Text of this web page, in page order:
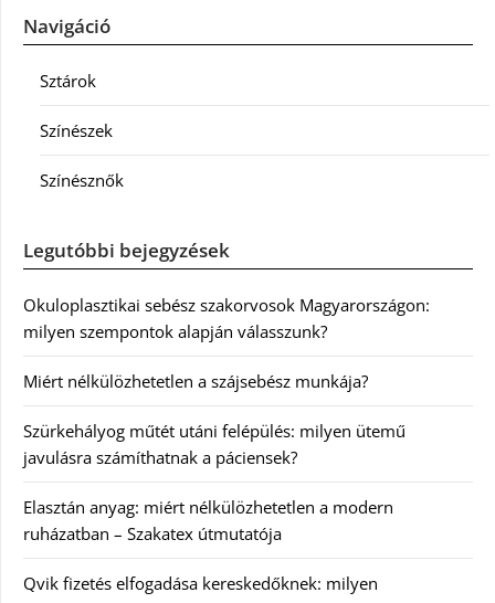
Navigáció
Sztárok
Színészek
Színésznők
Legutóbbi bejegyzések
Okuloplasztikai sebész szakorvosok Magyarországon:
milyen szempontok alapján válasszunk?
Miért nélkülözhetetlen a szájsebész munkája?
Szürkehályog műtét utáni felépülés: milyen ütemű
javulásra számíthatnak a páciensek?
Elasztán anyag: miért nélkülözhetetlen a modern
ruházatban – Szakatex útmutatója
Qvik fizetés elfogadása kereskedőknek: milyen